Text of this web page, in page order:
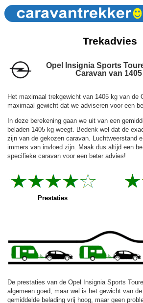
Trekadvies
Opel Insignia Sports
Caravan van
Het maximaal trekgewicht van 1405 kg van de
maximaal gewicht dat we adviseren voor een
In deze berekening gaan we uit van een
beladen 1405 kg weegt. Bedenk wel dat de
zijn van de gekozen caravan. Luchtweerstand
immers van invloed zijn. Maak dus altijd een
specifieke caravan voor een beter advies!
Prestaties
De prestaties van de Opel Insignia Sports
algemeen goed, maar wel is het gewicht van
gemiddelde belading vrij hoog, maar geen